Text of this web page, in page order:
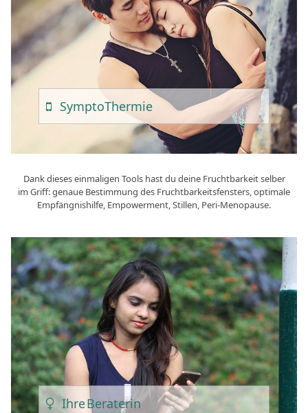
SymptoThermie
Dank dieses einmaligen Tools hast du deine Fruchtbarkeit selber
im Griff: genaue Bestimmung des Fruchtbarkeitsfensters, optimale
Empfängnishilfe, Empowerment, Stillen, Peri-Menopause.
IhreBeraterin